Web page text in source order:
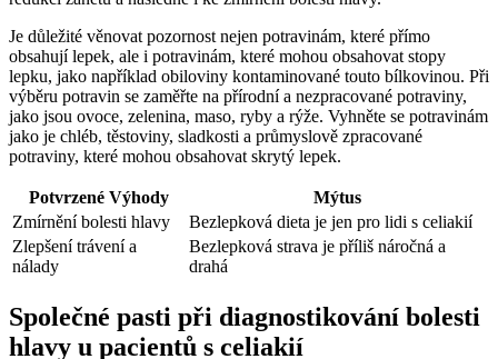
Je důležité‌ věnovat​ pozornost nejen potravinám, ​které přímo
obsahují ​lepek, ⁢ale i potravinám, které mohou obsahovat stopy
lepku, jako ‌například ‍obiloviny kontaminované ​touto bílkovinou. Při
výběru potravin⁢ se zaměřte na přírodní a⁢ nezpracované‍ potraviny,
jako jsou ovoce, zelenina, maso, ryby⁢ a rýže.⁣ Vyhněte se potravinám
jako je ⁤chléb, těstoviny, sladkosti a průmyslově zpracované
potraviny,​ které ⁣mohou obsahovat skrytý lepek.
Potvrzené Výhody
Mýtus
Zmírnění ‌bolesti​ hlavy
Bezlepková dieta ​je jen pro lidi s celiakií
Zlepšení trávení a
nálady
Bezlepková strava ‍je příliš náročná a
drahá
Společné pasti při diagnostikování bolesti
hlavy u pacientů s celiakií